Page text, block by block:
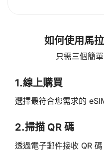
如何使用馬
只需三個簡
1.線上購買
選擇最符合您需求的
2.掃描 QR 碼
透過電子郵件接收 QR